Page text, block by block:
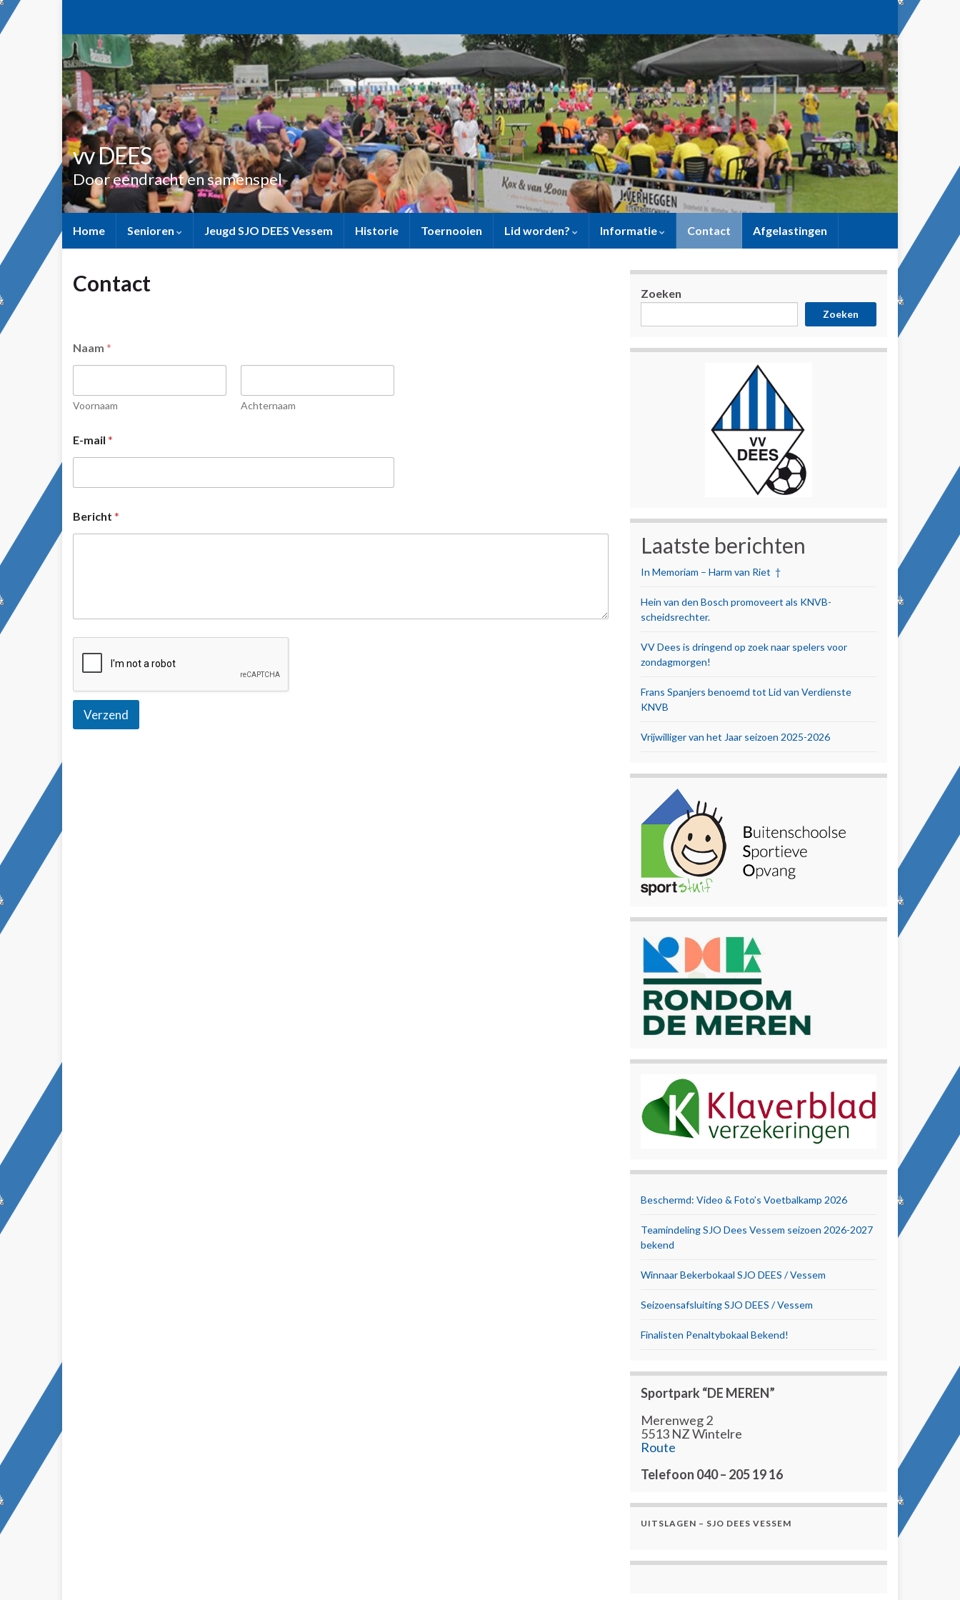
vv DEES
Door eendracht en samenspel
Home Senioren Jeugd SJO DEES Vessem Historie Toernooien Lid worden? Informatie Contact Afgelastingen
Contact
Naam *
Voornaam Achternaam
E-mail *
Bericht *
Verzend
Zoeken
Zoeken
Laatste berichten
In Memoriam – Harm van Riet †
Hein van den Bosch promoveert als KNVB-
scheidsrechter.
VV Dees is dringend op zoek naar spelers voor
zondagmorgen!
Frans Spanjers benoemd tot Lid van Verdienste
KNVB
Vrijwilliger van het Jaar seizoen 2025-2026
Beschermd: Video & Foto’s Voetbalkamp 2026
Teamindeling SJO Dees Vessem seizoen 2026-2027
bekend
Winnaar Bekerbokaal SJO DEES / Vessem
Seizoensafsluiting SJO DEES / Vessem
Finalisten Penaltybokaal Bekend!
Sportpark “DE MEREN”
Merenweg 2
5513 NZ Wintelre
Route
Telefoon 040 – 205 19 16
UITSLAGEN – SJO DEES VESSEM